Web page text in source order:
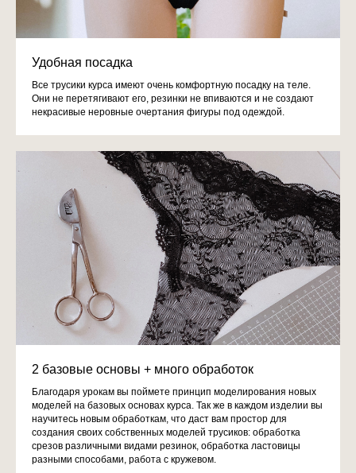
Удобная посадка
Все трусики курса имеют очень комфортную посадку на теле.
Они не перетягивают его, резинки не впиваются и не создают
некрасивые неровные очертания фигуры под одеждой.
2 базовые основы + много обработок
Благодаря урокам вы поймете принцип моделирования новых
моделей на базовых основах курса. Так же в каждом изделии вы
научитесь новым обработкам, что даст вам простор для
создания своих собственных моделей трусиков: обработка
срезов различными видами резинок, обработка ластовицы
разными способами, работа с кружевом.